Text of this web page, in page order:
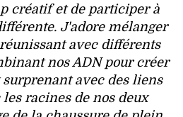
créatif et de participer à
J'adore mélanger
avec différents
nos ADN pour créer
avec des liens
racines de nos deux